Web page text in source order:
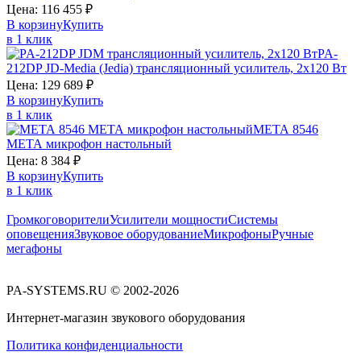
Цена: 116 455 ₽
В корзинуКупить
в 1 клик
PA-
212DPJD-Media (Jedia) трансляционный усилитель, 2х120 Вт
Цена: 129 689 ₽
В корзинуКупить
в 1 клик
МЕТА 8546
МЕТА микрофон настольный
Цена: 8 384 ₽
В корзинуКупить
в 1 клик
ГромкоговорителиУсилители мощностиСистемы
оповещенияЗвуковое оборудованиеМикрофоныРучные
мегафоны
PA-SYSTEMS.RU © 2002-2026
Интернет-магазин звукового оборудования
Политика конфиденциальности